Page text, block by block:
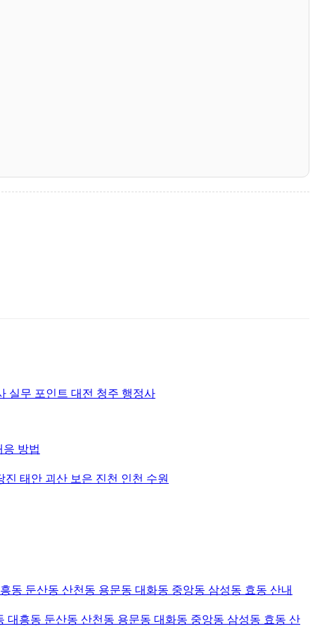
실무 포인트 대전 청주 행정사
방법
태안 괴산 보은 진천 인천 수원
동 둔산동 산천동 용문동 대화동 중앙동 삼성동 효동 산내
흥동 둔산동 산천동 용문동 대화동 중앙동 삼성동 효동 산